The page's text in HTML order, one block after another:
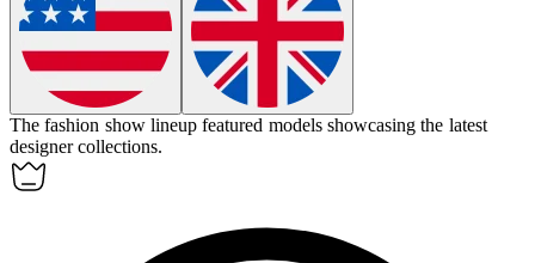
The fashion show lineup featured models showcasing the latest
designer collections.